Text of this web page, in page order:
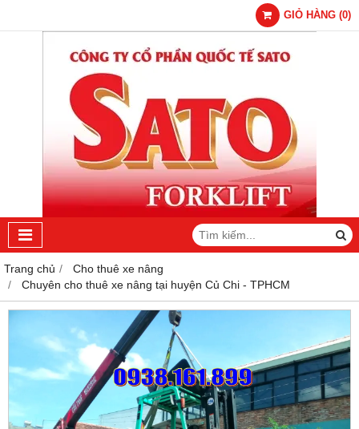
GIỎ HÀNG (0)
Trang chủ
Cho thuê xe nâng
Chuyên cho thuê xe nâng tại huyện Củ Chi - TPHCM